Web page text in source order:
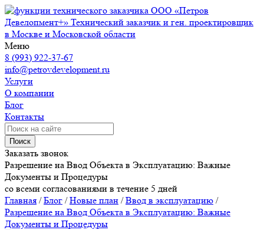
ООО «Петров
Девелопмент+» Технический заказчик и ген. проектировщик
в Москве и Московской области
Меню
8 (993) 922-37-67
info@petrovdevelopment.ru
Услуги
О компании
Блог
Контакты
Поиск
Заказать звонок
Разрешение на Ввод Объекта в Эксплуатацию: Важные
Документы и Процедуры
со всеми согласованиями в течение 5 дней
Главная /Блог /Новые план /Ввод в эксплуатацию /
Разрешение на Ввод Объекта в Эксплуатацию: Важные
Документы и Процедуры